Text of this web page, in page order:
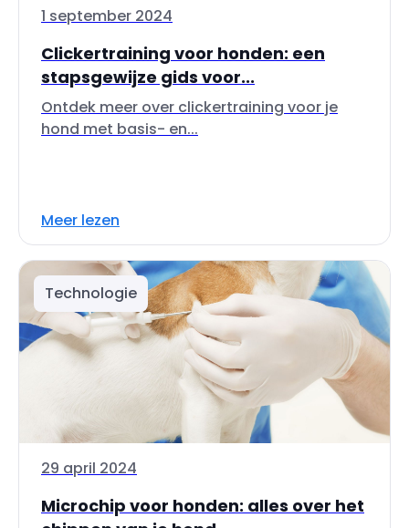
1 september 2024
Clickertraining voor honden: een
stapsgewijze gids voor...
Ontdek meer over clickertraining voor je
hond met basis- en...
Meer lezen
Technologie
29 april 2024
Microchip voor honden: alles over het